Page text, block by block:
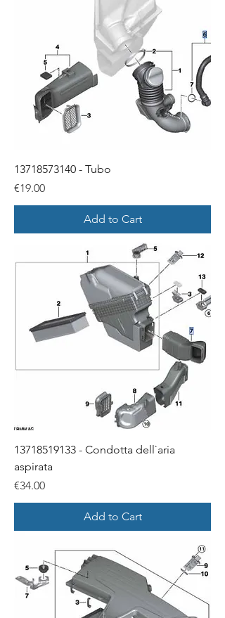
13718573140 - Tubo
Price
€19.00
Add to Cart
13718519133 - Condotta dell`aria
aspirata
Price
€34.00
Add to Cart